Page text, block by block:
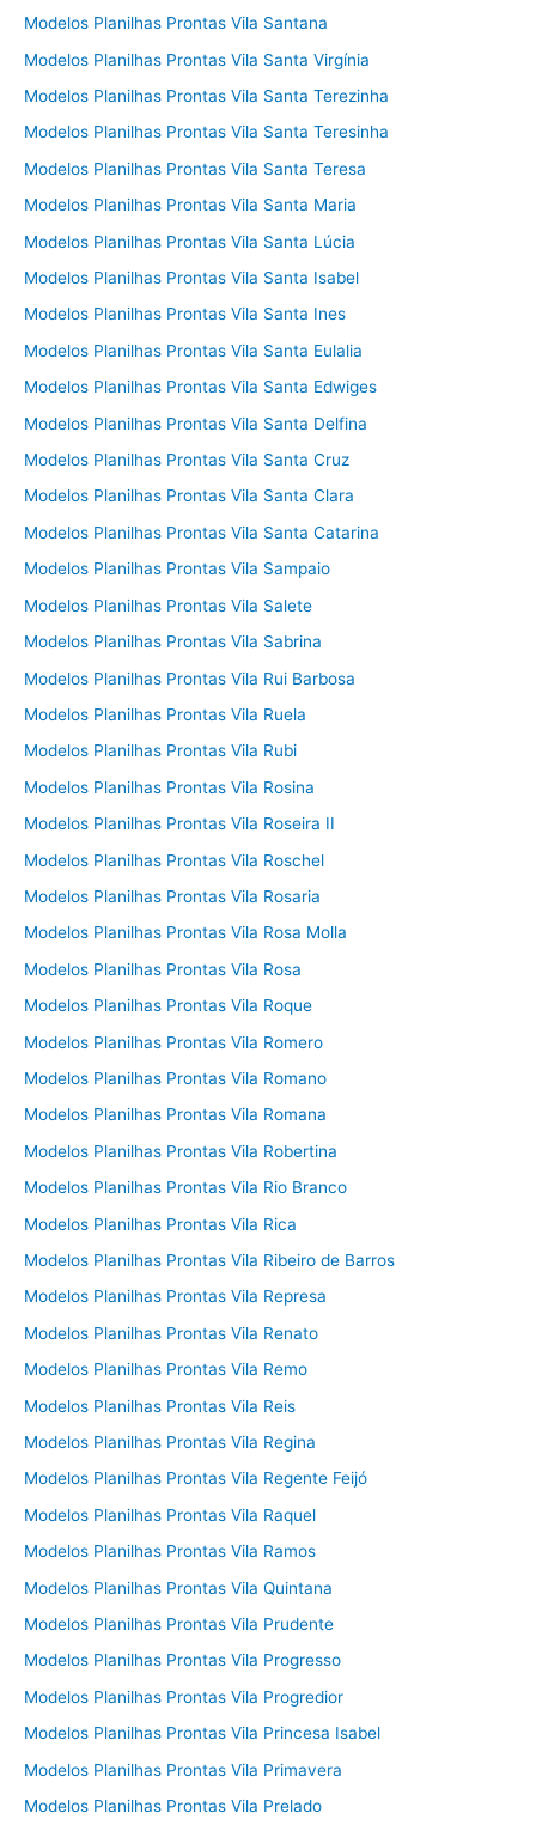
Modelos Planilhas Prontas Vila Santana
Modelos Planilhas Prontas Vila Santa Virgínia
Modelos Planilhas Prontas Vila Santa Terezinha
Modelos Planilhas Prontas Vila Santa Teresinha
Modelos Planilhas Prontas Vila Santa Teresa
Modelos Planilhas Prontas Vila Santa Maria
Modelos Planilhas Prontas Vila Santa Lúcia
Modelos Planilhas Prontas Vila Santa Isabel
Modelos Planilhas Prontas Vila Santa Ines
Modelos Planilhas Prontas Vila Santa Eulalia
Modelos Planilhas Prontas Vila Santa Edwiges
Modelos Planilhas Prontas Vila Santa Delfina
Modelos Planilhas Prontas Vila Santa Cruz
Modelos Planilhas Prontas Vila Santa Clara
Modelos Planilhas Prontas Vila Santa Catarina
Modelos Planilhas Prontas Vila Sampaio
Modelos Planilhas Prontas Vila Salete
Modelos Planilhas Prontas Vila Sabrina
Modelos Planilhas Prontas Vila Rui Barbosa
Modelos Planilhas Prontas Vila Ruela
Modelos Planilhas Prontas Vila Rubi
Modelos Planilhas Prontas Vila Rosina
Modelos Planilhas Prontas Vila Roseira II
Modelos Planilhas Prontas Vila Roschel
Modelos Planilhas Prontas Vila Rosaria
Modelos Planilhas Prontas Vila Rosa Molla
Modelos Planilhas Prontas Vila Rosa
Modelos Planilhas Prontas Vila Roque
Modelos Planilhas Prontas Vila Romero
Modelos Planilhas Prontas Vila Romano
Modelos Planilhas Prontas Vila Romana
Modelos Planilhas Prontas Vila Robertina
Modelos Planilhas Prontas Vila Rio Branco
Modelos Planilhas Prontas Vila Rica
Modelos Planilhas Prontas Vila Ribeiro de Barros
Modelos Planilhas Prontas Vila Represa
Modelos Planilhas Prontas Vila Renato
Modelos Planilhas Prontas Vila Remo
Modelos Planilhas Prontas Vila Reis
Modelos Planilhas Prontas Vila Regina
Modelos Planilhas Prontas Vila Regente Feijó
Modelos Planilhas Prontas Vila Raquel
Modelos Planilhas Prontas Vila Ramos
Modelos Planilhas Prontas Vila Quintana
Modelos Planilhas Prontas Vila Prudente
Modelos Planilhas Prontas Vila Progresso
Modelos Planilhas Prontas Vila Progredior
Modelos Planilhas Prontas Vila Princesa Isabel
Modelos Planilhas Prontas Vila Primavera
Modelos Planilhas Prontas Vila Prelado